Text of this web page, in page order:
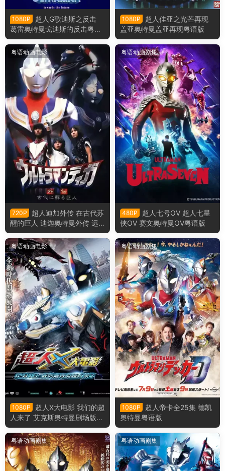
1080P
超人G歌迪斯之反击
葛雷奥特曼戈迪斯的反击粤语
版
1080P
超人佳亚之光芒再现
盖亚奥特曼盖亚再现粤语版
粤语动画电影
720P
超人迪加外传 在古代苏
醒的巨人 迪迦奥特曼外传 远
古复苏的巨人粤语版
粤语动画剧集
480P
超人七号OV 超人七星
侠OV 赛文奥特曼OV粤语版
粤语动画电影
1080P
超人X大电影 我们的超
人来了 艾克斯奥特曼剧场版：
来了！我们的奥特曼粤语版
粤语动画剧集
1080P
超人帝卡全25集 德凯
奥特曼粤语版
粤语动画剧集 粤语动画剧集